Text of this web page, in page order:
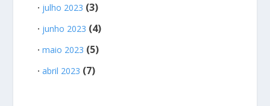
julho 2023 (3)
junho 2023 (4)
maio 2023 (5)
abril 2023 (7)